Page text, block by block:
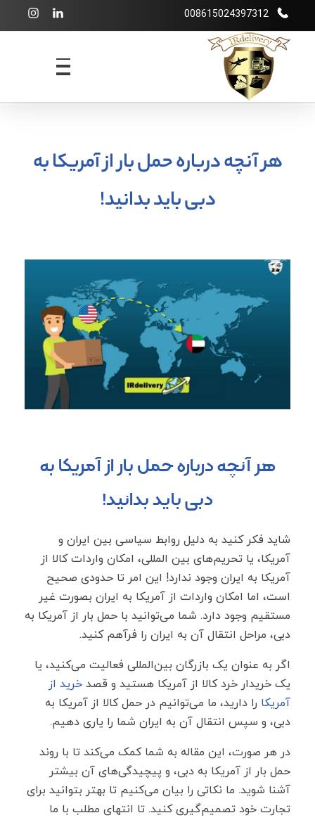
008615024397312
هر آنچه درباره حمل بار از آمریکا به
دبی باید بدانید!
هر آنچه درباره حمل بار از آمریکا به
دبی باید بدانید!
شاید فکر کنید به دلیل روابط سیاسی بین ایران و
آمریکا، یا تحریم‌های بین المللی، امکان واردات کالا از
آمریکا به ایران وجود ندارد! این امر تا حدودی صحیح
است، اما امکان واردات از آمریکا به ایران بصورت غیر
مستقیم وجود دارد. شما می‌توانید با حمل بار از آمریکا به
دبی، مراحل انتقال آن به ایران را فرآهم کنید.
اگر به عنوان یک بازرگان بین‌المللی فعالیت می‌کنید، یا
یک خریدار خرد کالا از آمریکا هستید و قصد خرید از
آمریکا را دارید، ما می‌توانیم در حمل کالا از آمریکا به
دبی، و سپس انتقال آن به ایران شما را یاری دهیم.
در هر صورت، این مقاله به شما کمک می‌کند تا با روند
حمل بار از آمریکا به دبی، و پیچیدگی‌های آن بیشتر
آشنا شوید. ما نکاتی را بیان می‌کنیم تا بهتر بتوانید برای
تجارت خود تصمیم‌گیری کنید. تا انتهای مطلب با ما